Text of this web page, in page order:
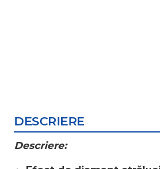
DESCRIERE
Descriere: